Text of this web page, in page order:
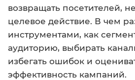
возвращать посетителей,
целевое действие. В чем
инструментами, как
аудиторию, выбирать
избегать ошибок и
эффективность кампаний.